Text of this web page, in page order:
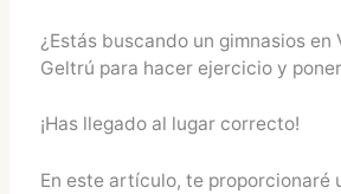
¿Estás buscando un gimnasios en
Geltrú para hacer ejercicio y
¡Has llegado al lugar correcto!
En este artículo, te proporcionaré